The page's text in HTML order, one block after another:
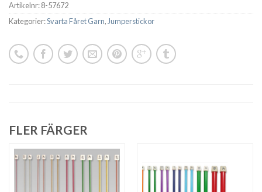
Artikelnr:8-57672
Kategorier:Svarta Fåret Garn, Jumperstickor
FLER FÄRGER